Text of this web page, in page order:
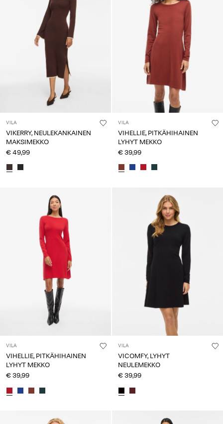
VILA
VIKERRY, NEULEKANKAINEN
MAKSIMEKKO
€ 49,99
VILA
VIHELLIE, PITKÄHIHAINEN
LYHYT MEKKO
€ 39,99
VILA
VIHELLIE, PITKÄHIHAINEN
LYHYT MEKKO
€ 39,99
VILA
VICOMFY, LYHYT
NEULEMEKKO
€ 39,99